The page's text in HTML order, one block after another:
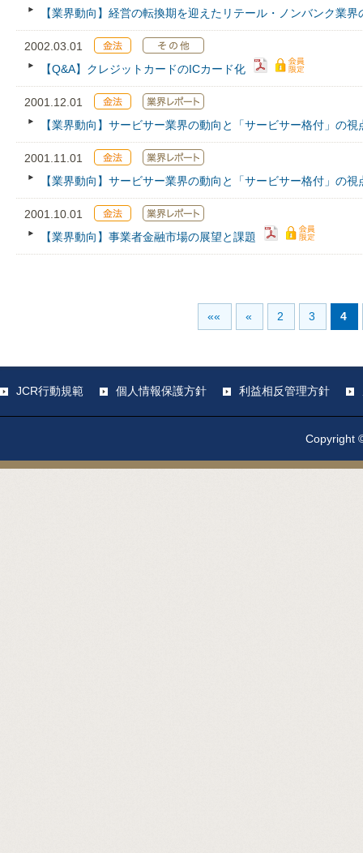
【業界動向】経営の転換期を迎えたリテール・ノンバンク業界
2002.03.01
【Q&A】クレジットカードのICカード化
2001.12.01
【業界動向】サービサー業界の動向と「サービサー格付」の視
2001.11.01
【業界動向】サービサー業界の動向と「サービサー格付」の視
2001.10.01
【業界動向】事業者金融市場の展望と課題
«« « 2 3 4
JCR行動規範 個人情報保護方針 利益相反管理方針
Copyright